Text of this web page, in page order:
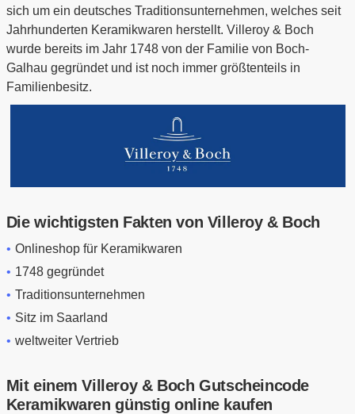
sich um ein deutsches Traditionsunternehmen, welches seit
Jahrhunderten Keramikwaren herstellt. Villeroy & Boch
wurde bereits im Jahr 1748 von der Familie von Boch-
Galhau gegründet und ist noch immer größtenteils in
Familienbesitz.
Die wichtigsten Fakten von Villeroy & Boch
Onlineshop für Keramikwaren
1748 gegründet
Traditionsunternehmen
Sitz im Saarland
weltweiter Vertrieb
Mit einem Villeroy & Boch Gutscheincode
Keramikwaren günstig online kaufen